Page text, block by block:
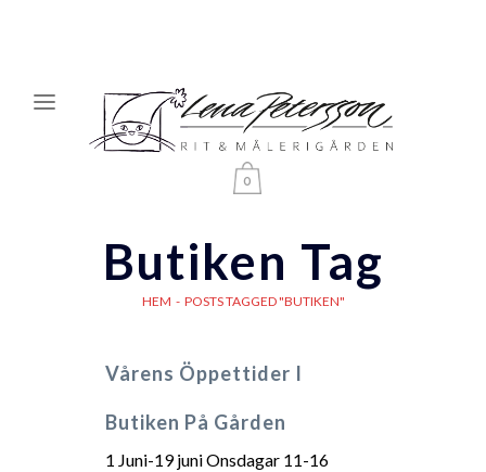
0
Butiken Tag
HEM - POSTS TAGGED "BUTIKEN"
Vårens Öppettider I
Butiken På Gården
1 Juni-19 juni Onsdagar 11-16